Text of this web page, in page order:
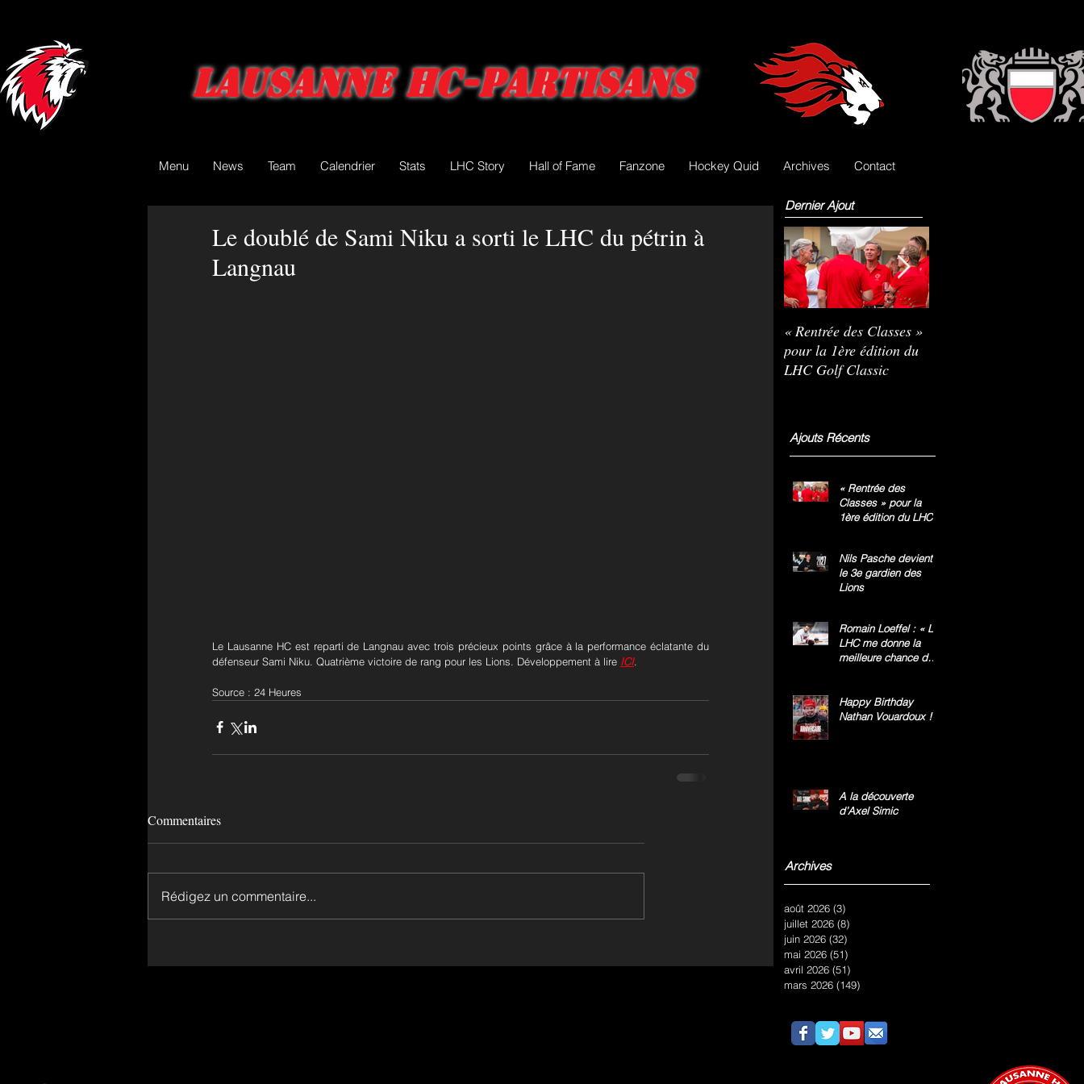
Lausanne HC-Partisans
Menu News Team Calendrier Stats LHC Story Hall of Fame Fanzone Hockey Quid Archives Contact
Le doublé de Sami Niku a sorti le LHC du pétrin à
Langnau
Le Lausanne HC est reparti de Langnau avec trois précieux points grâce à la performance éclatante du
défenseur Sami Niku. Quatrième victoire de rang pour les Lions. Développement à lire ICI.
Source : 24 Heures
Commentaires
Rédigez un commentaire...
Dernier Ajout
« Rentrée des Classes »
pour la 1ère édition du
LHC Golf Classic
Ajouts Récents
« Rentrée des
Classes » pour la
1ère édition du LHC
Nils Pasche devient
le 3e gardien des
Lions
Romain Loeffel : « Le
LHC me donne la
meilleure chance de
Happy Birthday
Nathan Vouardoux !
A la découverte
d’Axel Simic
Archives
août 2026 (3)
juillet 2026 (8)
juin 2026 (32)
mai 2026 (51)
avril 2026 (51)
mars 2026 (149)